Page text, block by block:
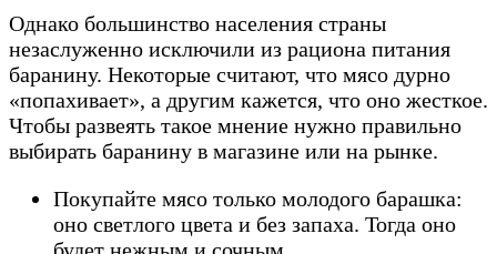
Однако большинство населения страны
незаслуженно исключили из рациона питания
баранину. Некоторые считают, что мясо дурно
«попахивает», а другим кажется, что оно жесткое.
Чтобы развеять такое мнение нужно правильно
выбирать баранину в магазине или на рынке.
Покупайте мясо только молодого барашка:
оно светлого цвета и без запаха. Тогда оно
будет нежным и сочным.